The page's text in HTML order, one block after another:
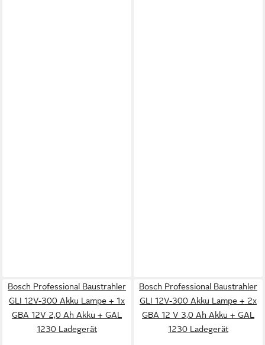
Bosch Professional Baustrahler
GLI 12V-300 Akku Lampe + 1x
GBA 12V 2,0 Ah Akku + GAL
1230 Ladegerät
Bosch Professional Baustrahler
GLI 12V-300 Akku Lampe + 2x
GBA 12 V 3,0 Ah Akku + GAL
1230 Ladegerät